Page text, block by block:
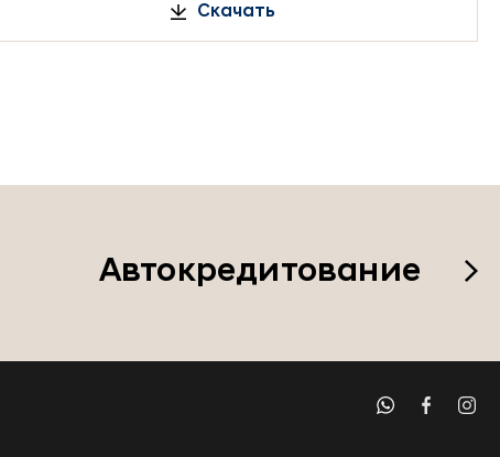
Скачать
Автокредитование